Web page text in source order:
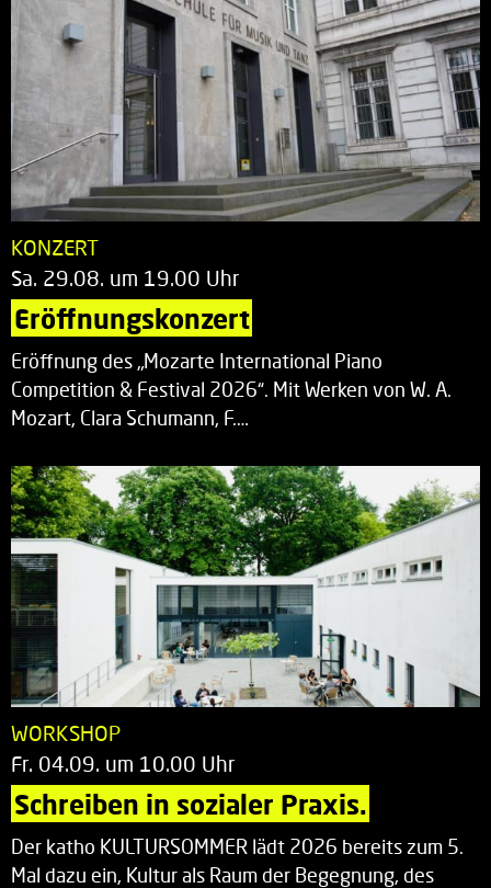
KONZERT
Sa. 29.08. um 19.00 Uhr
Eröffnungskonzert
Eröffnung des „Mozarte International Piano
Competition & Festival 2026“. Mit Werken von W. A.
Mozart, Clara Schumann, F.…
WORKSHOP
Fr. 04.09. um 10.00 Uhr
Schreiben in sozialer Praxis.
Der katho KULTURSOMMER lädt 2026 bereits zum 5.
Mal dazu ein, Kultur als Raum der Begegnung, des